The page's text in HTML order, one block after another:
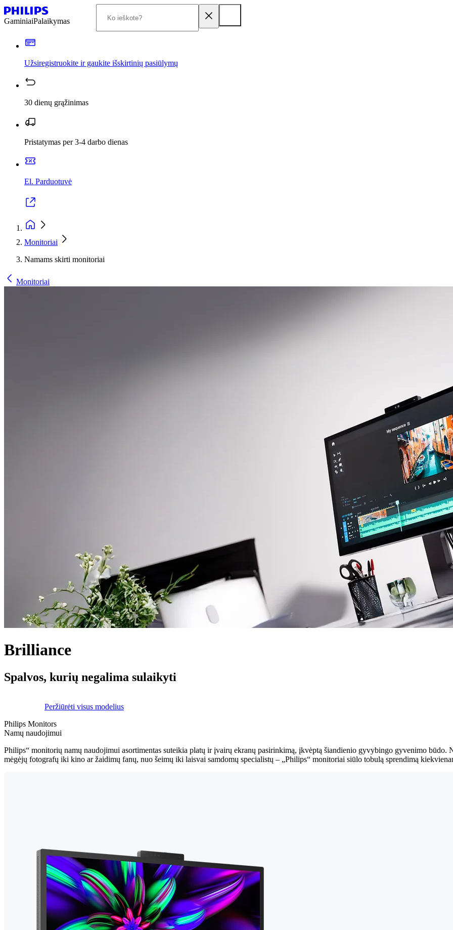
GaminiaiPalaikymas
Užsiregistruokite ir gaukite išskirtinių pasiūlymų
30 dienų grąžinimas
Pristatymas per 3-4 darbo dienas
El. Parduotuvė
Monitoriai
Namams skirti monitoriai
Monitoriai
Brilliance
Spalvos, kurių negalima sulaikyti
Peržiūrėti visus modelius
Philips Monitors
Namų naudojimui
Philips“ monitorių namų naudojimui asortimentas suteikia platų ir įvairų ekranų pasirinkimą, įkvėptą šiandienio gyvybingo gyvenimo būdo.
mėgėjų fotografų iki kino ar žaidimų fanų, nuo šeimų iki laisvai samdomų specialistų – „Philips“ monitoriai siūlo tobulą sprendimą